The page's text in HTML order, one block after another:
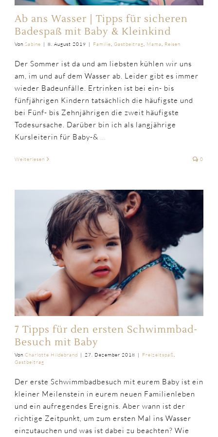
Ab ans Wasser | Tipps für sicheren
Badespaß mit Baby & Kleinkind
Von Sabine | 8. August 2019 | Familie, Gastbeitrag, Mama, Reisen
Der Sommer ist da und am liebsten kühlen wir uns
am, im und auf dem Wasser ab. Leider gibt es immer
wieder Badeunfälle. Ertrinken ist bei ein- bis
fünfjährigen Kindern tatsächlich die häufigste und
bei Fünf- bis Zehnjährigen die zweit häufigste
Todesursache. Darüber bin ich als langjährige
Kursleiterin für Baby-& ...
Weiterlesen 0
7 Tipps für den ersten Schwimmbad-
Besuch mit Baby
Von Charlotte Hildebrand | 27. Dezember 2018 | Freizeitspaß,
Gastbeitrag
Der erste Schwimmbadbesuch mit eurem Baby ist ein
kleiner Meilenstein in eurem neuen Familienleben
und ein aufregendes Ereignis. Aber wann ist der
richtige Zeitpunkt, um zum ersten Mal ins Wasser
einzutauchen und was ist dabei zu beachten? Wie